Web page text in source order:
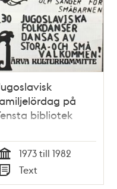
på
bibliotek
Tid
1973 till 1982
Text